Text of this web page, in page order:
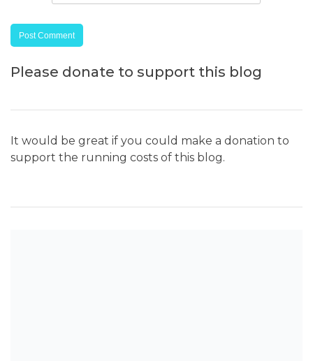
Please donate to support this blog
It would be great if you could make a donation to
support the running costs of this blog.